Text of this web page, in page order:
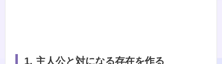
1. 主人公と対になる存在を作る